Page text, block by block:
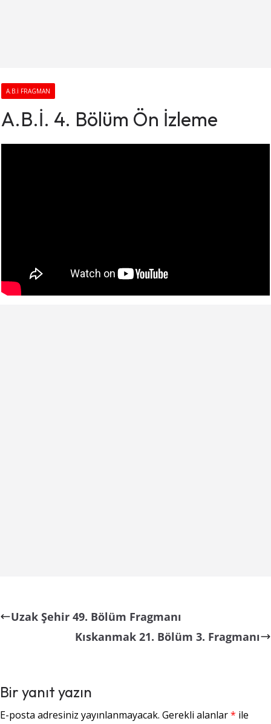
A.B.I FRAGMAN
A.B.İ. 4. Bölüm Ön İzleme
Uzak Şehir 49. Bölüm Fragmanı
Kıskanmak 21. Bölüm 3. Fragmanı
Bir yanıt yazın
E-posta adresiniz yayınlanmayacak. Gerekli alanlar* ile